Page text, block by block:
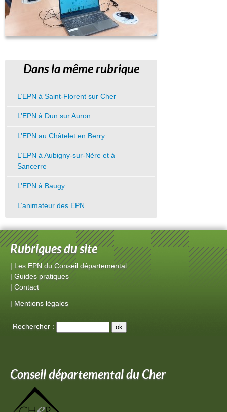
Dans la même rubrique
L’EPN à Saint-Florent sur Cher
L’EPN à Dun sur Auron
L’EPN au Châtelet en Berry
L’EPN à Aubigny-sur-Nère et à
Sancerre
L’EPN à Baugy
L’animateur des EPN
Rubriques du site
|Les EPN du Conseil départemental
| Guides pratiques
| Contact
| Mentions légales
Rechercher :
Conseil départemental du Cher